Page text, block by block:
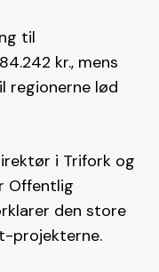
til
kr., mens
regionerne lød
i Trifork og
Offentlig
den store
projekterne.